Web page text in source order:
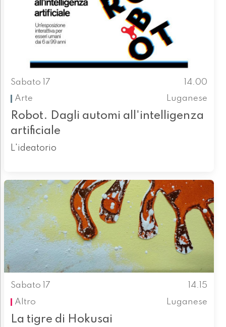
Sabato 17
14.00
Arte
Luganese
Robot. Dagli automi all'intelligenza
artificiale
L'ideatorio
Sabato 17
14.15
Altro
Luganese
La tigre di Hokusai